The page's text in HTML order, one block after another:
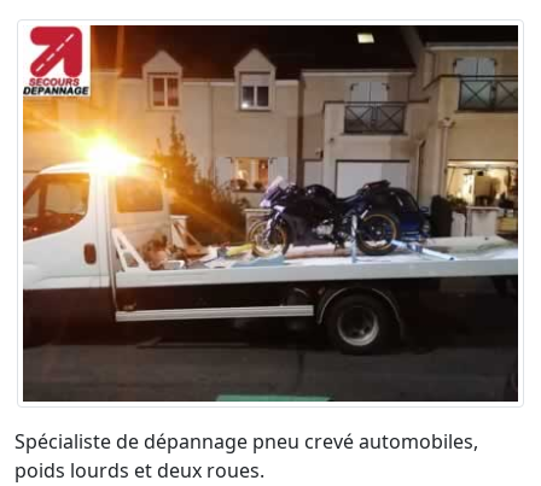
Spécialiste de dépannage pneu crevé automobiles,
poids lourds et deux roues.